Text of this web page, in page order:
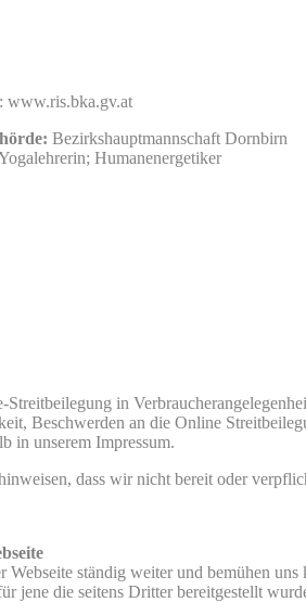
www.ris.bka.gv.at
Bezirkshauptmannschaft Dornbirn
Humanenergetiker
Streitbeilegung in
Beschwerden an die Online
in unserem Impressum.
dass wir nicht bereit oder
Webseite ständig weiter und bemühen
jene die seitens Dritter bereitgestellt